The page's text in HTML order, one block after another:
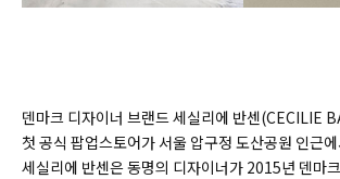
덴마크 디자이너 브랜드 세실리에 반센(CECILIE
첫 공식 팝업스토어가 서울 압구정 도산공원 인근
세실리에 반센은 동명의 디자이너가 2015년 덴마